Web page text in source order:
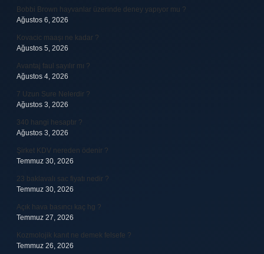
Bobbi Brown hayvanlar üzerinde deney yapıyor mu ?
Ağustos 6, 2026
Kovacic maaşı ne kadar ?
Ağustos 5, 2026
Avantaj faul sayılır mı ?
Ağustos 4, 2026
7 Uzun Sure Nelerdir ?
Ağustos 3, 2026
340 hangi hesaptır ?
Ağustos 3, 2026
Şirket KDV nereden ödenir ?
Temmuz 30, 2026
23 baklavalı sac fiyatı nedir ?
Temmuz 30, 2026
Açık hava basıncı kaç hg ?
Temmuz 27, 2026
Kozmolojik kanıt ne demek felsefe ?
Temmuz 26, 2026